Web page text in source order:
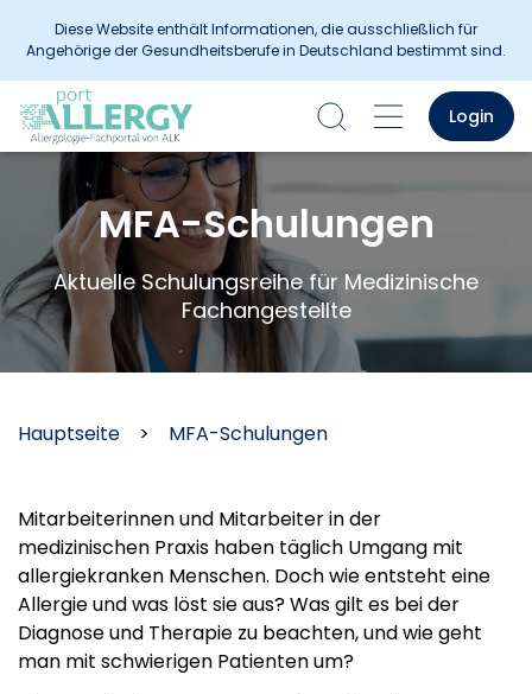
Diese Website enthält Informationen, die ausschließlich für
Angehörige der Gesundheitsberufe in Deutschland bestimmt sind.
Login
MFA-Schulungen
Aktuelle Schulungsreihe für Medizinische
Fachangestellte
Hauptseite > MFA-Schulungen
Mitarbeiterinnen und Mitarbeiter in der
medizinischen Praxis haben täglich Umgang mit
allergiekranken Menschen. Doch wie entsteht eine
Allergie und was löst sie aus? Was gilt es bei der
Diagnose und Therapie zu beachten, und wie geht
man mit schwierigen Patienten um?